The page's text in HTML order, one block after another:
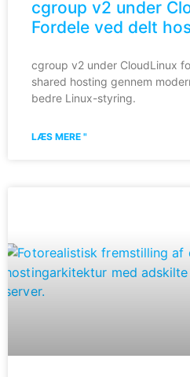
cgroup v2 under
Fordele ved delt
cgroup v2 under CloudLinux
shared hosting gennem
bedre Linux-styring.
LÆS MERE "